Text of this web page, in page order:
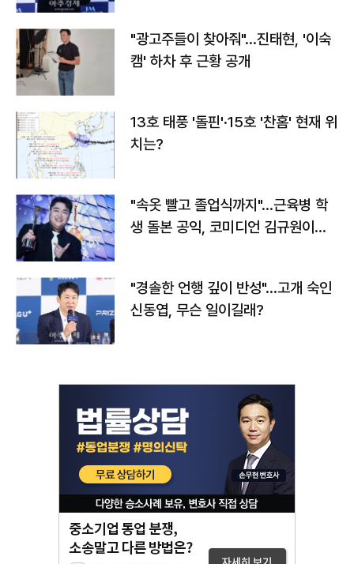
"광고주들이 찾아줘"…진태현, '이숙
캠' 하차 후 근황 공개
13호 태풍 '돌핀'·15호 '찬홈' 현재 위
치는?
"속옷 빨고 졸업식까지"…근육병 학
생 돌본 공익, 코미디언 김규원이었
"경솔한 언행 깊이 반성"…고개 숙인
신동엽, 무슨 일이길래?